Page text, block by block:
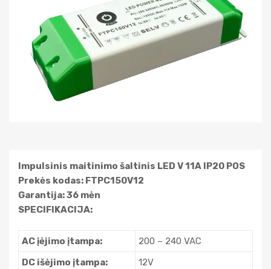
Impulsinis maitinimo šaltinis LED V 11A IP20 POS
Prekės kodas: FTPC150V12
Garantija: 36 mėn
SPECIFIKACIJA:
AC įėjimo įtampa:
200 – 240 VAC
DC išėjimo įtampa:
12V